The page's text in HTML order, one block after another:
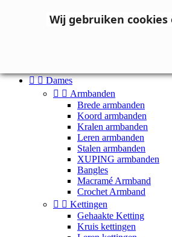
  Dames
  Armbanden
Brede armbanden
Koord armbanden
Kralen armbanden
Leren armbanden
Stalen armbanden
XUPING armbanden
Bangles
Macramé Armband
Crochet Armband
  Kettingen
Gehaakte Ketting
Kruis kettingen
Wij gebruiken